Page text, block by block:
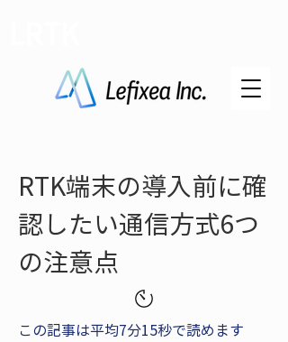
RTK端末の導入前に確
認したい通信方式6つ
の注意点
この記事は平均7分15秒で読めます